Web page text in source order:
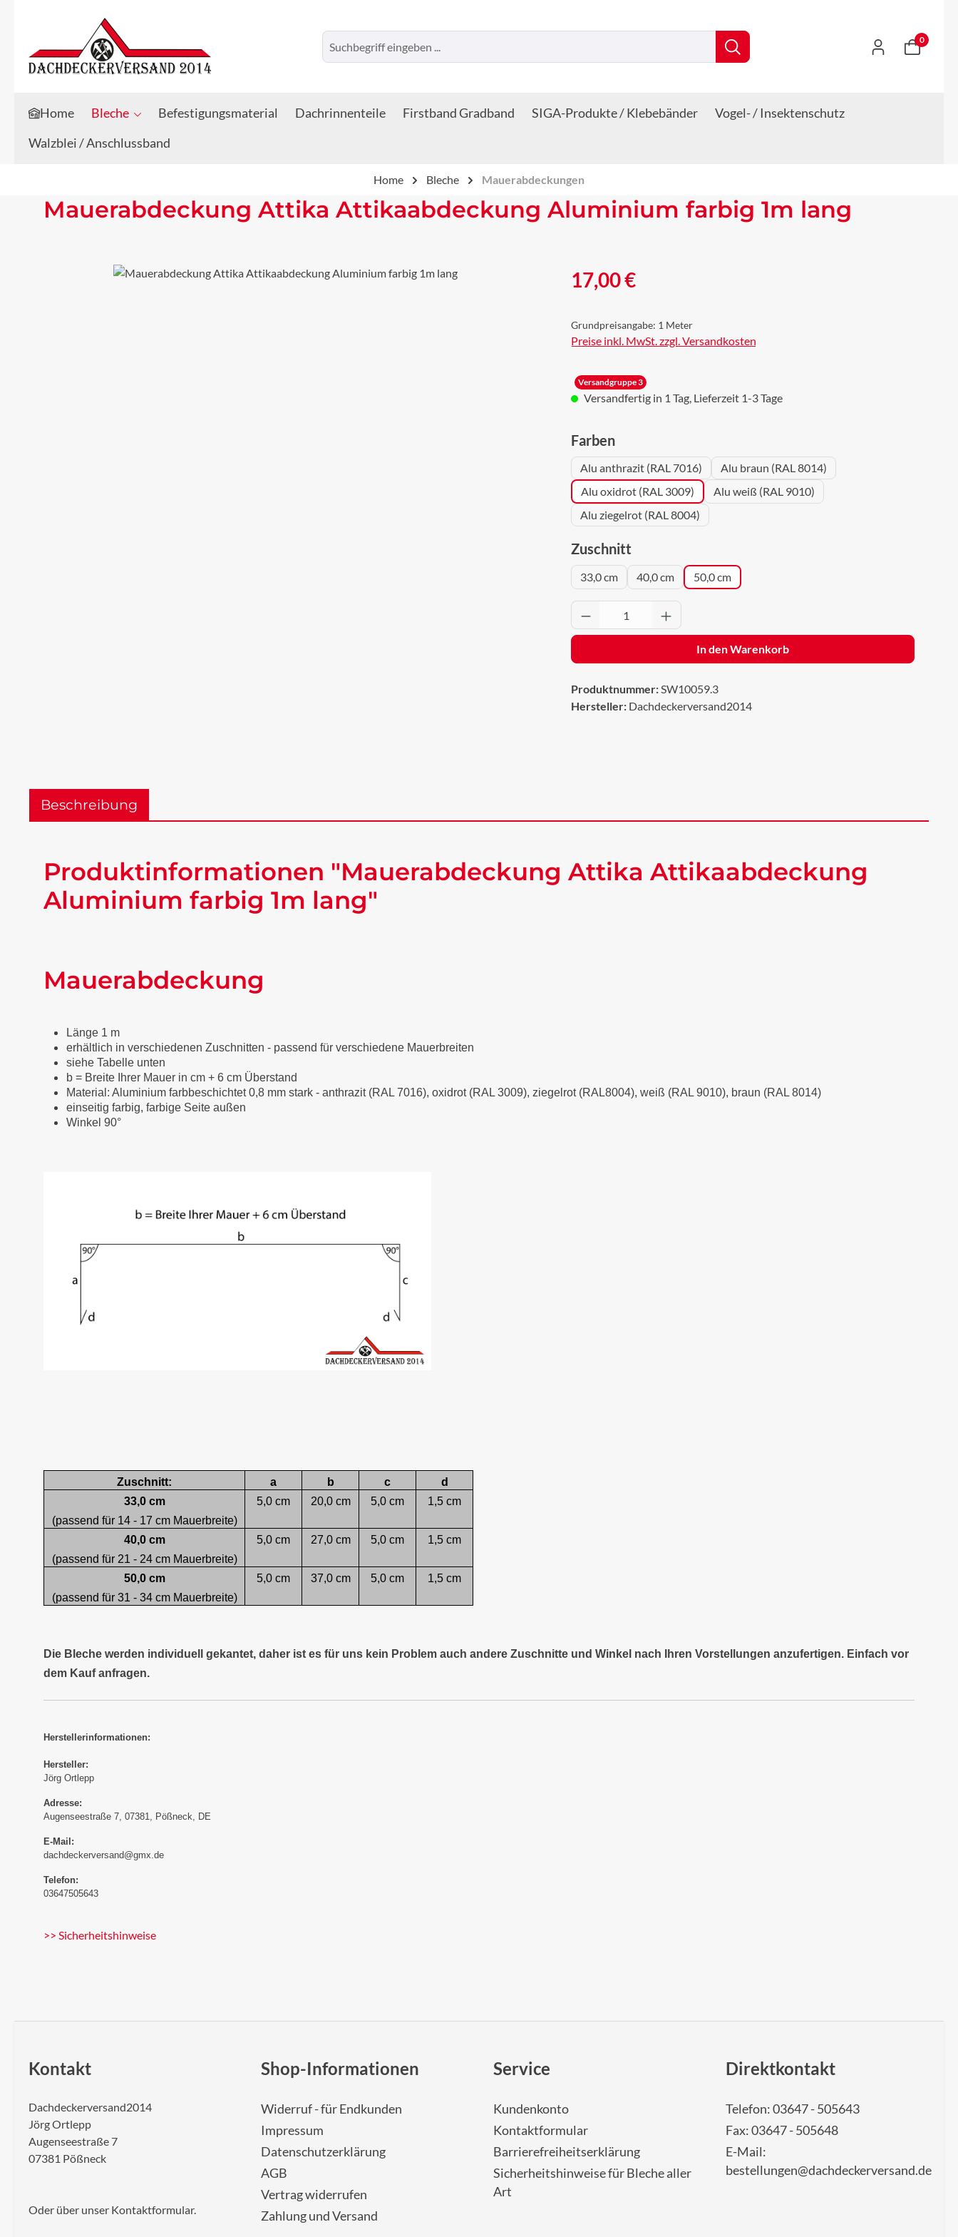
Zum Hauptinhalt springen
Zur Suche springen
0
Home Bleche Befestigungsmaterial Dachrinnenteile Firstband Gradband SIGA-Produkte / Klebebänder
Vogel- / Insektenschutz
Walzblei / Anschlussband
Home Bleche Mauerabdeckungen
Mauerabdeckung Attika Attikaabdeckung Aluminium farbig 1m lang
Bildergalerie überspringen Regulärer Preis:
17,00 €
Grundpreisangabe: 1 Meter
Preise inkl. MwSt. zzgl. Versandkosten
Versandgruppe 3
Versandfertig in 1 Tag, Lieferzeit 1-3 Tage
Farbenauswählen
Alu anthrazit (RAL 7016)
Alu braun (RAL 8014)
Alu oxidrot (RAL 3009)
Alu weiß (RAL 9010)
Alu ziegelrot (RAL 8004)
Zuschnittauswählen
33,0 cm 40,0 cm 50,0 cm
Produkt Anzahl: Gib den gewünschten Wert ein
In den Warenkorb
Produktnummer:SW10059.3
Hersteller: Dachdeckerversand2014
Beschreibung
Produktinformationen "Mauerabdeckung Attika Attikaabdeckung
Aluminium farbig 1m lang"
Mauerabdeckung
Länge 1 m
erhältlich in verschiedenen Zuschnitten - passend für verschiedene Mauerbreiten
siehe Tabelle unten
b = Breite Ihrer Mauer in cm + 6 cm Überstand
Material: Aluminium farbbeschichtet 0,8 mm stark - anthrazit (RAL 7016), oxidrot (RAL 3009), ziegelrot (RAL8004), weiß (RAL 9010), braun (RAL 8014)
einseitig farbig, farbige Seite außen
Winkel 90°
Zuschnitt: a b c
d
33,0 cm
5,0 cm 20,0 cm 5,0 cm
1,5 cm
(passend für 14 - 17 cm Mauerbreite)
40,0 cm
5,0 cm 27,0 cm 5,0 cm
1,5 cm
(passend für 21 - 24 cm Mauerbreite)
50,0 cm
5,0 cm 37,0 cm 5,0 cm
1,5 cm
(passend für 31 - 34 cm Mauerbreite)
Die Bleche werden individuell gekantet, daher ist es für uns kein Problem auch andere Zuschnitte und Winkel nach Ihren Vorstellungen anzufertigen. Einfach vor
dem Kauf anfragen.
Herstellerinformationen:
Hersteller:
Jörg Ortlepp
Adresse:
Augenseestraße 7, 07381, Pößneck, DE
E-Mail:
dachdeckerversand@gmx.de
Telefon:
03647505643
>> Sicherheitshinweise
Kontakt
Dachdeckerversand2014
Jörg Ortlepp
Augenseestraße 7
07381 Pößneck
Oder über unser Kontaktformular.
Shop-Informationen
Widerruf - für Endkunden
Impressum
Datenschutzerklärung
AGB
Vertrag widerrufen
Zahlung und Versand
Service
Kundenkonto
Kontaktformular
Barrierefreiheitserklärung
Sicherheitshinweise für Bleche aller
Art
Direktkontakt
Telefon: 03647 - 505643
Fax: 03647 - 505648
E-Mail:
bestellungen@dachdeckerversand.de